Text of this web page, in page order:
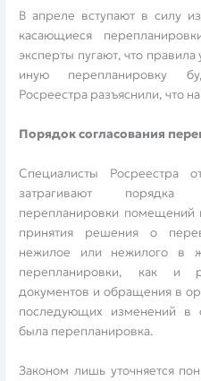
В апреле вступают в силу
касающиеся
эксперты пугают, что правила
иную перепланировку
Росреестра разъяснили, что
Порядок согласования
Специалисты Росреестра
затрагивают порядка
перепланировки
принятия решения о
нежилое или нежилого в
перепланировки, как и
документов и обращения в
последующих изменений в
была перепланировка.
Законом лишь уточняется